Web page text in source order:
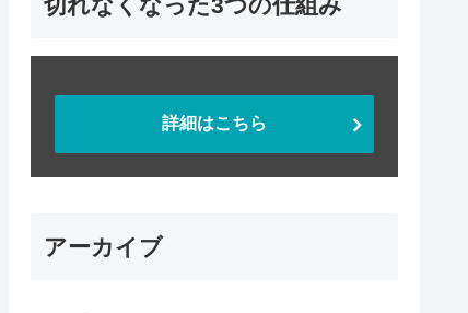
詳細はこちら
アーカイブ